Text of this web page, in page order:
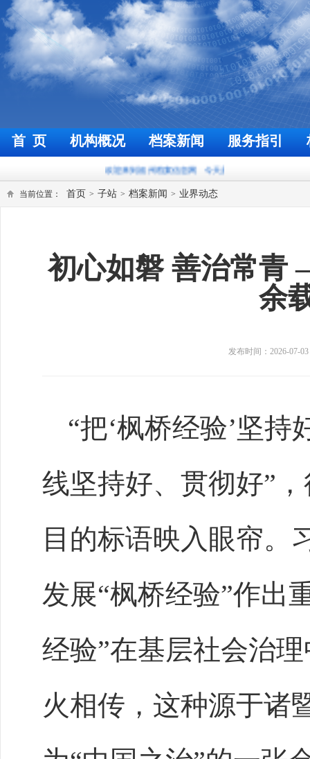
首 页 机构概况 档案新闻 服务指引
欢迎来到福州档案信息网 今天是2026年8月6日
当前位置： 首页 > 子站 > 档案新闻 > 业界动态
初心如磐 善治常青
余
发布时间：2026-07-03
“把‘枫桥经验’坚
线坚持好、贯彻好”
目的标语映入眼帘。
发展“枫桥经验”作出
经验”在基层社会治
火相传，这种源于诸